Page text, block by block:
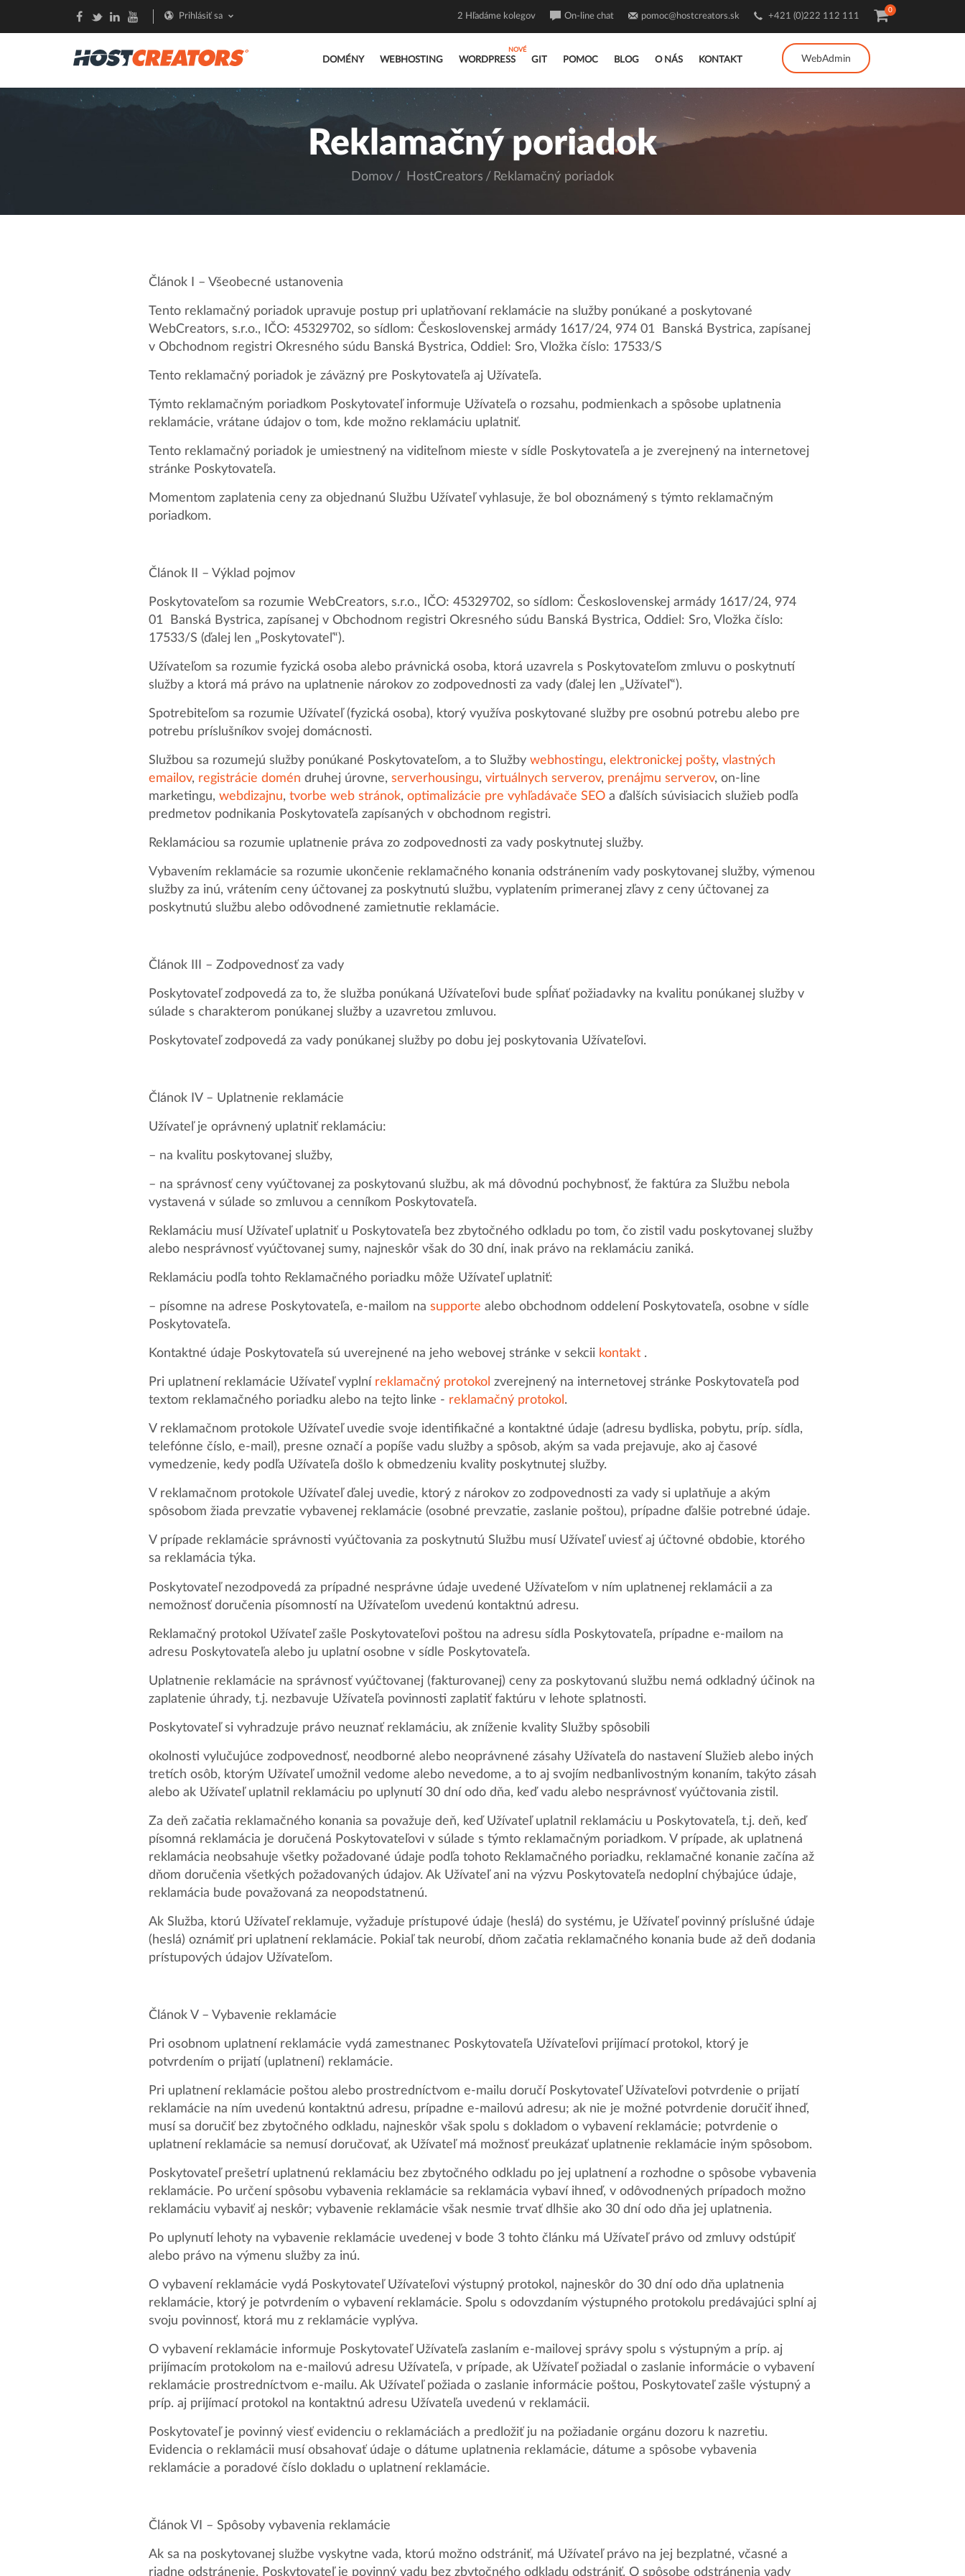
DOMÉNY WEBHOSTING WORDPRESS GIT POMOC BLOG O NÁS KONTAKT WebAdmin
Prihlásiť sa 2 Hľadáme kolegov On-line chat pomoc@hostcreators.sk +421 (0)222 112 111
0
Reklamačný poriadok
Domov HostCreators Reklamačný poriadok
Článok I – Všeobecné ustanovenia
Tento reklamačný poriadok upravuje postup pri uplatňovaní reklamácie na služby ponúkané a poskytované
WebCreators, s.r.o., IČO: 45329702, so sídlom: Československej armády 1617/24, 974 01 Banská Bystrica, zapísanej
v Obchodnom registri Okresného súdu Banská Bystrica, Oddiel: Sro, Vložka číslo: 17533/S
Tento reklamačný poriadok je záväzný pre Poskytovateľa aj Užívateľa.
Týmto reklamačným poriadkom Poskytovateľ informuje Užívateľa o rozsahu, podmienkach a spôsobe uplatnenia
reklamácie, vrátane údajov o tom, kde možno reklamáciu uplatniť.
Tento reklamačný poriadok je umiestnený na viditeľnom mieste v sídle Poskytovateľa a je zverejnený na internetovej
stránke Poskytovateľa.
Momentom zaplatenia ceny za objednanú Službu Užívateľ vyhlasuje, že bol oboznámený s týmto reklamačným
poriadkom.
Článok II – Výklad pojmov
Poskytovateľom sa rozumie WebCreators, s.r.o., IČO: 45329702, so sídlom: Československej armády 1617/24, 974
01 Banská Bystrica, zapísanej v Obchodnom registri Okresného súdu Banská Bystrica, Oddiel: Sro, Vložka číslo:
17533/S (ďalej len „Poskytovateľ“).
Užívateľom sa rozumie fyzická osoba alebo právnická osoba, ktorá uzavrela s Poskytovateľom zmluvu o poskytnutí
služby a ktorá má právo na uplatnenie nárokov zo zodpovednosti za vady (ďalej len „Užívateľ“).
Spotrebiteľom sa rozumie Užívateľ (fyzická osoba), ktorý využíva poskytované služby pre osobnú potrebu alebo pre
potrebu príslušníkov svojej domácnosti.
Službou sa rozumejú služby ponúkané Poskytovateľom, a to Služby webhostingu, elektronickej pošty, vlastných
emailov, registrácie domén druhej úrovne, serverhousingu, virtuálnych serverov, prenájmu serverov, on-line
marketingu, webdizajnu, tvorbe web stránok, optimalizácie pre vyhľadávače SEO a ďalších súvisiacich služieb podľa
predmetov podnikania Poskytovateľa zapísaných v obchodnom registri.
Reklamáciou sa rozumie uplatnenie práva zo zodpovednosti za vady poskytnutej služby.
Vybavením reklamácie sa rozumie ukončenie reklamačného konania odstránením vady poskytovanej služby, výmenou
služby za inú, vrátením ceny účtovanej za poskytnutú službu, vyplatením primeranej zľavy z ceny účtovanej za
poskytnutú službu alebo odôvodnené zamietnutie reklamácie.
Článok III – Zodpovednosť za vady
Poskytovateľ zodpovedá za to, že služba ponúkaná Užívateľovi bude spĺňať požiadavky na kvalitu ponúkanej služby v
súlade s charakterom ponúkanej služby a uzavretou zmluvou.
Poskytovateľ zodpovedá za vady ponúkanej služby po dobu jej poskytovania Užívateľovi.
Článok IV – Uplatnenie reklamácie
Užívateľ je oprávnený uplatniť reklamáciu:
– na kvalitu poskytovanej služby,
– na správnosť ceny vyúčtovanej za poskytovanú službu, ak má dôvodnú pochybnosť, že faktúra za Službu nebola
vystavená v súlade so zmluvou a cenníkom Poskytovateľa.
Reklamáciu musí Užívateľ uplatniť u Poskytovateľa bez zbytočného odkladu po tom, čo zistil vadu poskytovanej služby
alebo nesprávnosť vyúčtovanej sumy, najneskôr však do 30 dní, inak právo na reklamáciu zaniká.
Reklamáciu podľa tohto Reklamačného poriadku môže Užívateľ uplatniť:
– písomne na adrese Poskytovateľa, e-mailom na supporte alebo obchodnom oddelení Poskytovateľa, osobne v sídle
Poskytovateľa.
Kontaktné údaje Poskytovateľa sú uverejnené na jeho webovej stránke v sekcii kontakt .
Pri uplatnení reklamácie Užívateľ vyplní reklamačný protokol zverejnený na internetovej stránke Poskytovateľa pod
textom reklamačného poriadku alebo na tejto linke - reklamačný protokol .
V reklamačnom protokole Užívateľ uvedie svoje identifikačné a kontaktné údaje (adresu bydliska, pobytu, príp. sídla,
telefónne číslo, e-mail), presne označí a popíše vadu služby a spôsob, akým sa vada prejavuje, ako aj časové
vymedzenie, kedy podľa Užívateľa došlo k obmedzeniu kvality poskytnutej služby.
V reklamačnom protokole Užívateľ ďalej uvedie, ktorý z nárokov zo zodpovednosti za vady si uplatňuje a akým
spôsobom žiada prevzatie vybavenej reklamácie (osobné prevzatie, zaslanie poštou), prípadne ďalšie potrebné údaje.
V prípade reklamácie správnosti vyúčtovania za poskytnutú Službu musí Užívateľ uviesť aj účtovné obdobie, ktorého
sa reklamácia týka.
Poskytovateľ nezodpovedá za prípadné nesprávne údaje uvedené Užívateľom v ním uplatnenej reklamácii a za
nemožnosť doručenia písomností na Užívateľom uvedenú kontaktnú adresu.
Reklamačný protokol Užívateľ zašle Poskytovateľovi poštou na adresu sídla Poskytovateľa, prípadne e-mailom na
adresu Poskytovateľa alebo ju uplatní osobne v sídle Poskytovateľa.
Uplatnenie reklamácie na správnosť vyúčtovanej (fakturovanej) ceny za poskytovanú službu nemá odkladný účinok na
zaplatenie úhrady, t.j. nezbavuje Užívateľa povinnosti zaplatiť faktúru v lehote splatnosti.
Poskytovateľ si vyhradzuje právo neuznať reklamáciu, ak zníženie kvality Služby spôsobili
okolnosti vylučujúce zodpovednosť, neodborné alebo neoprávnené zásahy Užívateľa do nastavení Služieb alebo iných
tretích osôb, ktorým Užívateľ umožnil vedome alebo nevedome, a to aj svojím nedbanlivostným konaním, takýto zásah
alebo ak Užívateľ uplatnil reklamáciu po uplynutí 30 dní odo dňa, keď vadu alebo nesprávnosť vyúčtovania zistil.
Za deň začatia reklamačného konania sa považuje deň, keď Užívateľ uplatnil reklamáciu u Poskytovateľa, t.j. deň, keď
písomná reklamácia je doručená Poskytovateľovi v súlade s týmto reklamačným poriadkom. V prípade, ak uplatnená
reklamácia neobsahuje všetky požadované údaje podľa tohoto Reklamačného poriadku, reklamačné konanie začína až
dňom doručenia všetkých požadovaných údajov. Ak Užívateľ ani na výzvu Poskytovateľa nedoplní chýbajúce údaje,
reklamácia bude považovaná za neopodstatnenú.
Ak Služba, ktorú Užívateľ reklamuje, vyžaduje prístupové údaje (heslá) do systému, je Užívateľ povinný príslušné údaje
(heslá) oznámiť pri uplatnení reklamácie. Pokiaľ tak neurobí, dňom začatia reklamačného konania bude až deň dodania
prístupových údajov Užívateľom.
Článok V – Vybavenie reklamácie
Pri osobnom uplatnení reklamácie vydá zamestnanec Poskytovateľa Užívateľovi prijímací protokol, ktorý je
potvrdením o prijatí (uplatnení) reklamácie.
Pri uplatnení reklamácie poštou alebo prostredníctvom e-mailu doručí Poskytovateľ Užívateľovi potvrdenie o prijatí
reklamácie na ním uvedenú kontaktnú adresu, prípadne e-mailovú adresu; ak nie je možné potvrdenie doručiť ihneď,
musí sa doručiť bez zbytočného odkladu, najneskôr však spolu s dokladom o vybavení reklamácie; potvrdenie o
uplatnení reklamácie sa nemusí doručovať, ak Užívateľ má možnosť preukázať uplatnenie reklamácie iným spôsobom.
Poskytovateľ prešetrí uplatnenú reklamáciu bez zbytočného odkladu po jej uplatnení a rozhodne o spôsobe vybavenia
reklamácie. Po určení spôsobu vybavenia reklamácie sa reklamácia vybaví ihneď, v odôvodnených prípadoch možno
reklamáciu vybaviť aj neskôr; vybavenie reklamácie však nesmie trvať dlhšie ako 30 dní odo dňa jej uplatnenia.
Po uplynutí lehoty na vybavenie reklamácie uvedenej v bode 3 tohto článku má Užívateľ právo od zmluvy odstúpiť
alebo právo na výmenu služby za inú.
O vybavení reklamácie vydá Poskytovateľ Užívateľovi výstupný protokol, najneskôr do 30 dní odo dňa uplatnenia
reklamácie, ktorý je potvrdením o vybavení reklamácie. Spolu s odovzdaním výstupného protokolu predávajúci splní aj
svoju povinnosť, ktorá mu z reklamácie vyplýva.
O vybavení reklamácie informuje Poskytovateľ Užívateľa zaslaním e-mailovej správy spolu s výstupným a príp. aj
prijímacím protokolom na e-mailovú adresu Užívateľa, v prípade, ak Užívateľ požiadal o zaslanie informácie o vybavení
reklamácie prostredníctvom e-mailu. Ak Užívateľ požiada o zaslanie informácie poštou, Poskytovateľ zašle výstupný a
príp. aj prijímací protokol na kontaktnú adresu Užívateľa uvedenú v reklamácii.
Poskytovateľ je povinný viesť evidenciu o reklamáciách a predložiť ju na požiadanie orgánu dozoru k nazretiu.
Evidencia o reklamácii musí obsahovať údaje o dátume uplatnenia reklamácie, dátume a spôsobe vybavenia
reklamácie a poradové číslo dokladu o uplatnení reklamácie.
Článok VI – Spôsoby vybavenia reklamácie
Ak sa na poskytovanej službe vyskytne vada, ktorú možno odstrániť, má Užívateľ právo na jej bezplatné, včasné a
riadne odstránenie. Poskytovateľ je povinný vadu bez zbytočného odkladu odstrániť. O spôsobe odstránenia vady